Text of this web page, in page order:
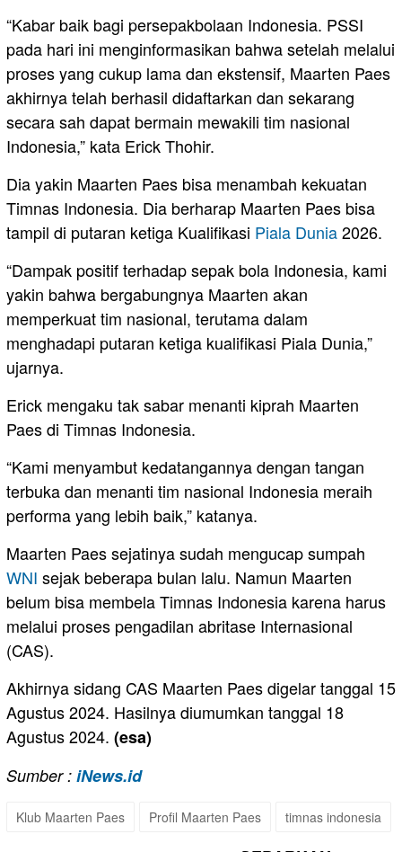
“Kabar baik bagi persepakbolaan Indonesia. PSSI
pada hari ini menginformasikan bahwa setelah melalui
proses yang cukup lama dan ekstensif, Maarten Paes
akhirnya telah berhasil didaftarkan dan sekarang
secara sah dapat bermain mewakili tim nasional
Indonesia,” kata Erick Thohir.
Dia yakin Maarten Paes bisa menambah kekuatan
Timnas Indonesia. Dia berharap Maarten Paes bisa
tampil di putaran ketiga Kualifikasi Piala Dunia2026.
“Dampak positif terhadap sepak bola Indonesia, kami
yakin bahwa bergabungnya Maarten akan
memperkuat tim nasional, terutama dalam
menghadapi putaran ketiga kualifikasi Piala Dunia,”
ujarnya.
Erick mengaku tak sabar menanti kiprah Maarten
Paes di Timnas Indonesia.
“Kami menyambut kedatangannya dengan tangan
terbuka dan menanti tim nasional Indonesia meraih
performa yang lebih baik,” katanya.
Maarten Paes sejatinya sudah mengucap sumpah
WNI sejak beberapa bulan lalu. Namun Maarten
belum bisa membela Timnas Indonesia karena harus
melalui proses pengadilan abritase Internasional
(CAS).
Akhirnya sidang CAS Maarten Paes digelar tanggal 15
Agustus 2024. Hasilnya diumumkan tanggal 18
Agustus 2024. (esa)
Sumber : iNews.id
Klub Maarten Paes Profil Maarten Paes timnas indonesia